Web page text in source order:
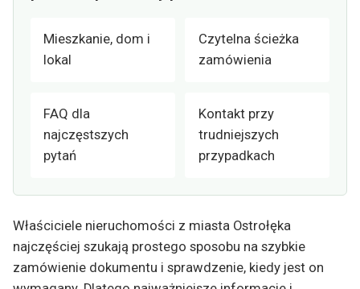
Mieszkanie, dom i
lokal
Czytelna ścieżka
zamówienia
FAQ dla
najczęstszych
pytań
Kontakt przy
trudniejszych
przypadkach
Właściciele nieruchomości z miasta Ostrołęka
najczęściej szukają prostego sposobu na szybkie
zamówienie dokumentu i sprawdzenie, kiedy jest on